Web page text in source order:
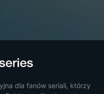
dla fanów seriali, którzy